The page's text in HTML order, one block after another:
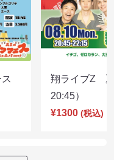
翔ライブZ
20:45）
¥1300 (税込)